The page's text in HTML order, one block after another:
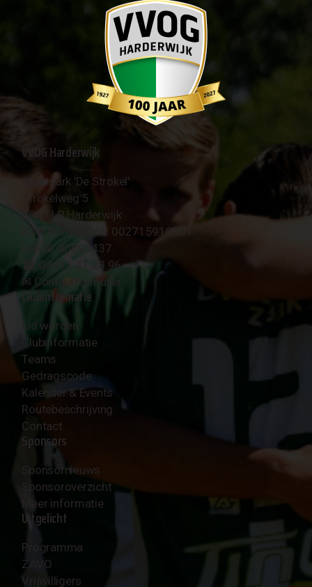
VVOG Harderwijk
Sportpark 'De Strokel'
Strokelweg 5
3847 LR Harderwijk
BTW Nummer NL 002715910B01
KvK Nr 40094437
☎︎ 0341 - 41 28 96
✉︎ Contactformulier
Clubinformatie
Lid worden
Clubinformatie
Teams
Gedragscode
Kalender & Events
Routebeschrijving
Contact
Sponsors
Sponsornieuws
Sponsoroverzicht
Meer informatie
Uitgelicht
Programma
ZAVO
Vrijwilligers